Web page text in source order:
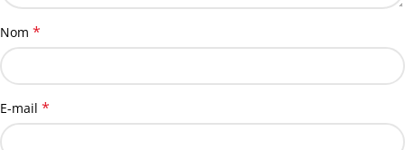
Nom *
E-mail *